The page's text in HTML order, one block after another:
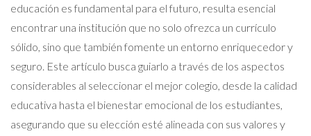
educación es fundamental para el futuro, resulta esencial
encontrar una institución que no solo ofrezca un currículo
sólido, sino que también fomente un entorno enriquecedor y
seguro. Este artículo busca guiarlo a través de los aspectos
considerables al seleccionar el mejor colegio, desde la calidad
educativa hasta el bienestar emocional de los estudiantes,
asegurando que su elección esté alineada con sus valores y